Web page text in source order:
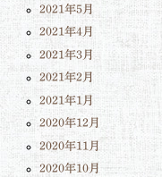
2021年5月
2021年4月
2021年3月
2021年2月
2021年1月
2020年12月
2020年11月
2020年10月